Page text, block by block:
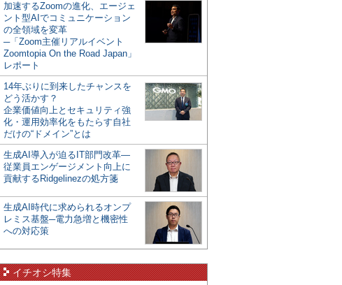
加速するZoomの進化、エージェ
ント型AIでコミュニケーション
の全領域を変革
─「Zoom主催リアルイベント
Zoomtopia On the Road Japan」
レポート
14年ぶりに到来したチャンスを
どう活かす？
企業価値向上とセキュリティ強
化・運用効率化をもたらす自社
だけの“ドメイン”とは
生成AI導入が迫るIT部門改革―
従業員エンゲージメント向上に
貢献するRidgelinezの処方箋
生成AI時代に求められるオンプ
レミス基盤─電力急増と機密性
への対応策
イチオシ特集